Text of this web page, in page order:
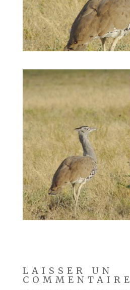
LAISSER UN
COMMENTAIRE